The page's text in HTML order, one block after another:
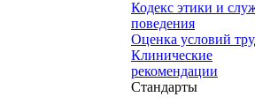
Кодекс этики и
поведения
Оценка условий
Клинические
рекомендации
Cтандарты